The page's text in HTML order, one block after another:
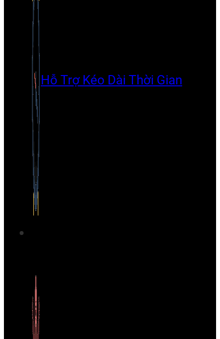
Hỗ Trợ Kéo Dài Thời Gian